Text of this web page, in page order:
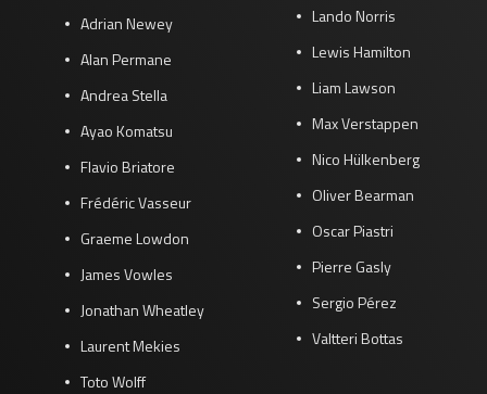
Adrian Newey
Alan Permane
Andrea Stella
Ayao Komatsu
Flavio Briatore
Frédéric Vasseur
Graeme Lowdon
James Vowles
Jonathan Wheatley
Laurent Mekies
Toto Wolff
Lando Norris
Lewis Hamilton
Liam Lawson
Max Verstappen
Nico Hülkenberg
Oliver Bearman
Oscar Piastri
Pierre Gasly
Sergio Pérez
Valtteri Bottas